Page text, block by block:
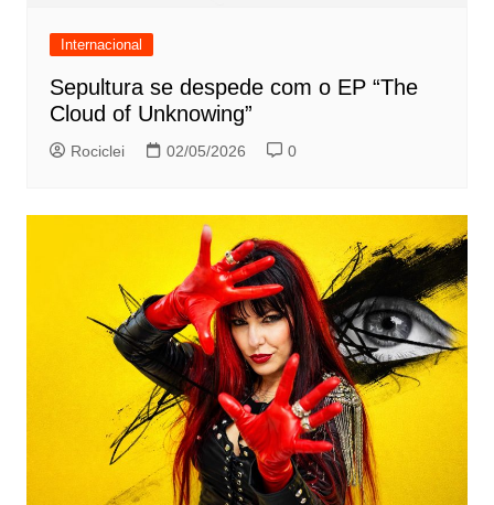
Internacional
Sepultura se despede com o EP “The
Cloud of Unknowing”
Rociclei 02/05/2026 0